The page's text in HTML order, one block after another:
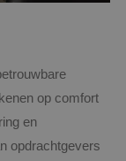
op comfort
en
opdrachtgevers